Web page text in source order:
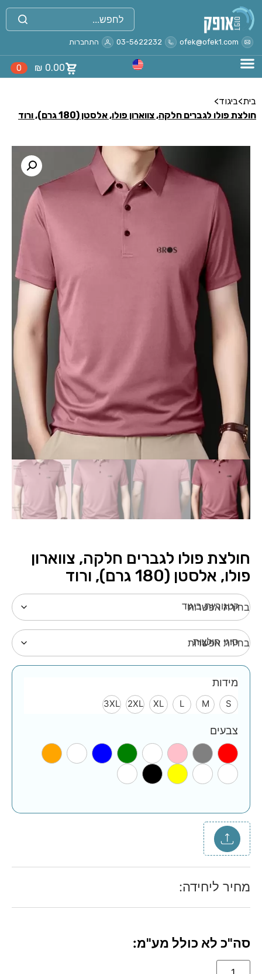
ofek@ofek1.com
03-5622232 התחברות
₪ 0.00
0
בית>ביגוד>
חולצת פולו לגברים חלקה, צווארון פולו, אלסטן (180 גרם), ורוד
חולצת פולו לגברים חלקה, צווארון
פולו, אלסטן (180 גרם), ורוד
קטגוריות ביגוד
סוגי חולצות
מידות
S
M
L
XL
2XL
3XL
צבעים
מחיר ליחידה:
סה"כ לא כולל מע"מ: